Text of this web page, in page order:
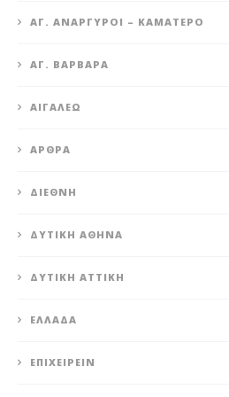
ΆΓ. ΑΝΆΡΓΥΡΟΙ – KΑΜΑΤΕΡΌ
ΑΓ. ΒΑΡΒΆΡΑ
ΑΙΓΆΛΕΩ
ΆΡΘΡΑ
ΔΙΕΘΝΉ
ΔΥΤΙΚΉ ΑΘΉΝΑ
ΔΥΤΙΚΉ ΑΤΤΙΚΉ
ΕΛΛΆΔΑ
ΕΠΙΧΕΙΡΕΊΝ